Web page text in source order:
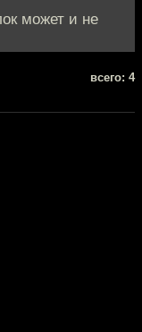
может и не
всего: 4